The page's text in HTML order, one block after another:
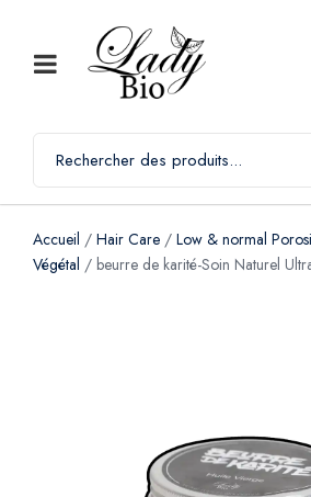
Accueil / Hair Care / Low & normal
Végétal / beurre de karité-Soin Naturel